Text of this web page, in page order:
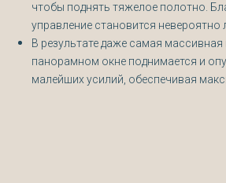
чтобы поднять тяжелое полотно.
управление становится невероятно
В результате даже самая
панорамном окне поднимается и
малейших усилий, обеспечивая